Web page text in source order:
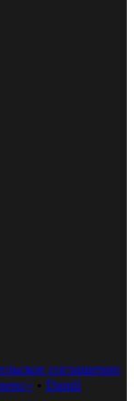
соглашение
• Daniil